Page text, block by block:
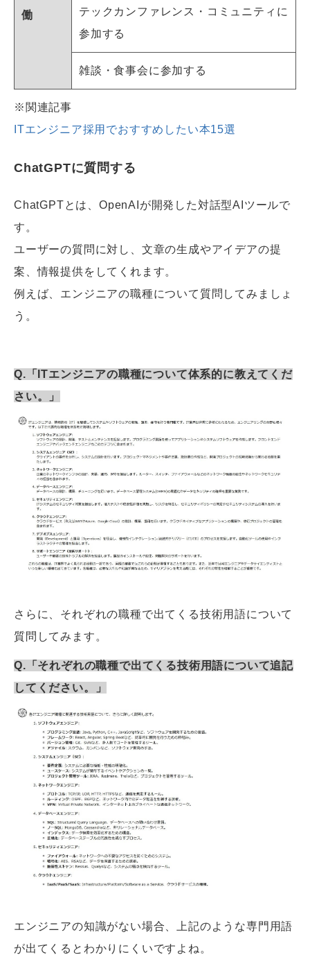
働
テックカンファレンス・コミュニティに
参加する
雑談・食事会に参加する
※関連記事
ITエンジニア採用でおすすめしたい本15選
ChatGPTに質問する
ChatGPTとは、OpenAIが開発した対話型AIツールで
す。
ユーザーの質問に対し、文章の生成やアイデアの提
案、情報提供をしてくれます。
例えば、エンジニアの職種について質問してみましょ
う。
Q.「ITエンジニアの職種について体系的に教えてくだ
さい。」
さらに、それぞれの職種で出てくる技術用語について
質問してみます。
Q.「それぞれの職種で出てくる技術用語について追記
してください。」
エンジニアの知識がない場合、上記のような専門用語
が出てくるとわかりにくいですよね。